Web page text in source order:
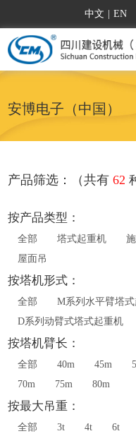
中文 EN
安博电子（中国）
产品筛选：（共有62
按产品类型：
全部 塔式起重机
屋面吊
按塔机形式：
全部 M系列水平臂塔
D系列动臂式塔式起重机
按塔机臂长：
全部 40m 45m
70m
75m 80m
按最大吊重：
全部 3t 4t 6t